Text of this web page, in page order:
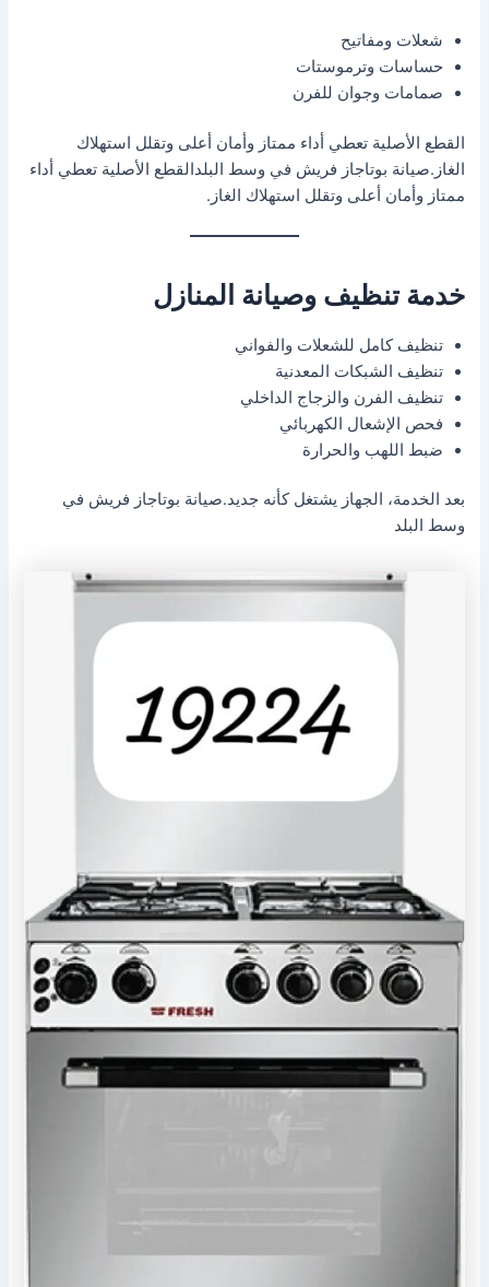
شعلات ومفاتيح
حساسات وترموستات
صمامات وجوان للفرن
القطع الأصلية تعطي أداء ممتاز وأمان أعلى وتقلل استهلاك
الغاز.صيانة بوتاجاز فريش في وسط البلدالقطع الأصلية تعطي أداء
ممتاز وأمان أعلى وتقلل استهلاك الغاز.
خدمة تنظيف وصيانة المنازل
تنظيف كامل للشعلات والفواني
تنظيف الشبكات المعدنية
تنظيف الفرن والزجاج الداخلي
فحص الإشعال الكهربائي
ضبط اللهب والحرارة
بعد الخدمة، الجهاز يشتغل كأنه جديد.صيانة بوتاجاز فريش في
وسط البلد